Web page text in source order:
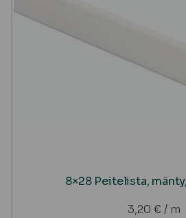
8×28 Peitelista,
3,20 € / m